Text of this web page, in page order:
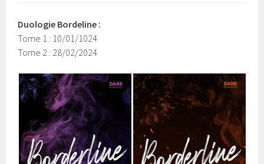
Duologie Bordeline :
Tome 1 : 10/01/1024
Tome 2 : 28/02/2024